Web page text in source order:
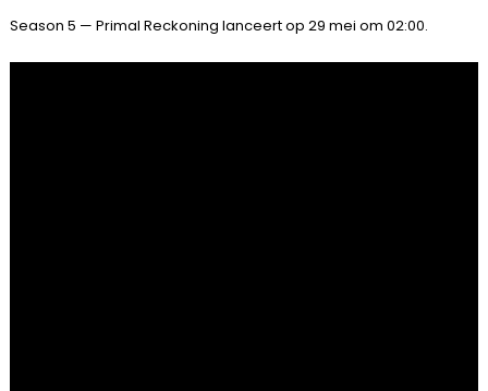
Season 5 — Primal Reckoning lanceert op 29 mei om 02:00.